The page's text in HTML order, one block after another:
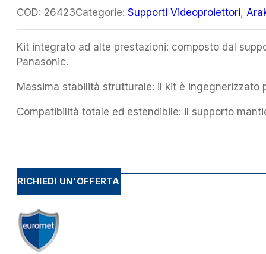
COD: 26423Categorie: Supporti Videoproiettori,
Kit integrato ad alte prestazioni: composto dal
Panasonic.
Massima stabilità strutturale: il kit è
Compatibilità totale ed estendibile: il supporto
RICHIEDI UN'OFFERTA